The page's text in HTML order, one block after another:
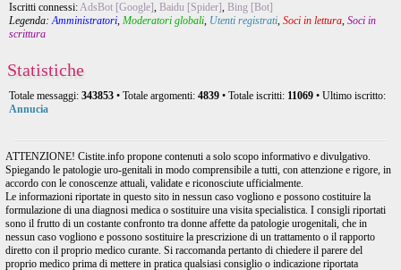
Iscritti connessi:AdsBot [Google], Baidu [Spider], Bing [Bot]
Legenda:Amministratori, Moderatori globali, Utenti registrati, Soci in lettura, Soci in
scrittura
Statistiche
Totale messaggi: 343853 • Totale argomenti: 4839 • Totale iscritti: 11069 • Ultimo iscritto:
Annucia
ATTENZIONE! Cistite.info propone contenuti a solo scopo informativo e divulgativo.
Spiegando le patologie uro-genitali in modo comprensibile a tutti, con attenzione e rigore, in
accordo con le conoscenze attuali, validate e riconosciute ufficialmente.
Le informazioni riportate in questo sito in nessun caso vogliono e possono costituire la
formulazione di una diagnosi medica o sostituire una visita specialistica. I consigli riportati
sono il frutto di un costante confronto tra donne affette da patologie urogenitali, che in
nessun caso vogliono e possono sostituire la prescrizione di un trattamento o il rapporto
diretto con il proprio medico curante. Si raccomanda pertanto di chiedere il parere del
proprio medico prima di mettere in pratica qualsiasi consiglio o indicazione riportata